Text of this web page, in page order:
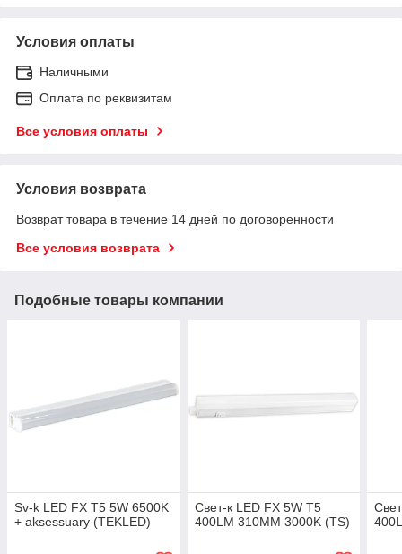
Условия оплаты
Наличными
Оплата по реквизитам
Все условия оплаты
Условия возврата
Возврат товара в течение 14 дней по договоренности
Все условия возврата
Подобные товары компании
Sv-k LED FX T5 5W 6500K
+ aksessuary (TEKLED)
Свет-к LED FX 5W T5
400LM 310MM 3000K (TS)